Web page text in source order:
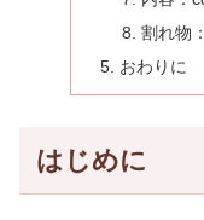
割れ物
おわりに
はじめに